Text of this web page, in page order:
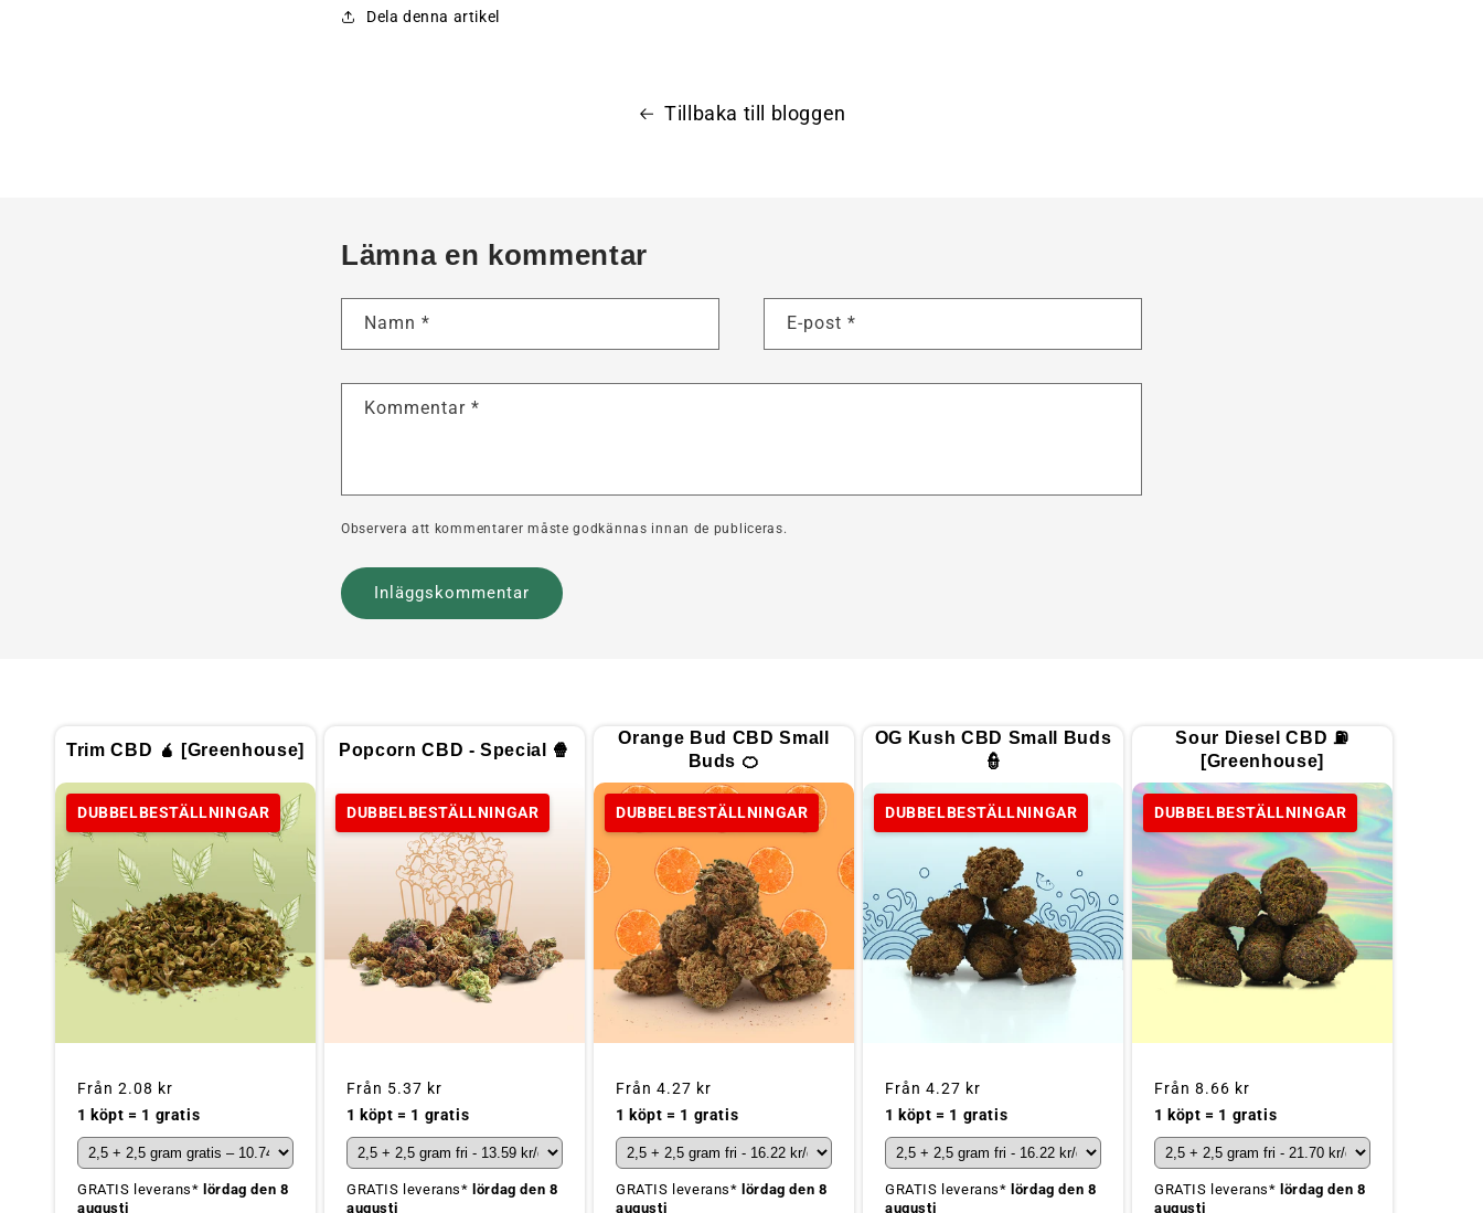
Dela denna artikel
Tillbaka till bloggen
Lämna en kommentar
Namn * E-post *
Kommentar *
Observera att kommentarer måste godkännas innan de publiceras.
Trim CBD 🧉 [Greenhouse]
DUBBELBESTÄLLNINGAR
Ordinarie
pris
Från 2.08 kr
1 köpt = 1 gratis
GRATIS leverans* lördag den 8
augusti
Popcorn CBD - Special 🍿
DUBBELBESTÄLLNINGAR
Ordinarie
pris
Från 5.37 kr
1 köpt = 1 gratis
GRATIS leverans* lördag den 8
augusti
Orange Bud CBD Small
Buds 🍊
DUBBELBESTÄLLNINGAR
Ordinarie
pris
Från 4.27 kr
1 köpt = 1 gratis
GRATIS leverans* lördag den 8
augusti
OG Kush CBD Small Buds
👮
DUBBELBESTÄLLNINGAR
Ordinarie
pris
Från 4.27 kr
1 köpt = 1 gratis
GRATIS leverans*lördag den 8
augusti
Sour Diesel CBD ⛽
[Greenhouse]
DUBBELBESTÄLLNINGAR
Ordinarie
pris
Från 8.66 kr
1 köpt = 1 gratis
GRATIS leverans* lördag den 8
augusti